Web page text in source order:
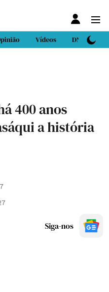
Vídeos DN Sport
400 anos
a história
Siga-nos